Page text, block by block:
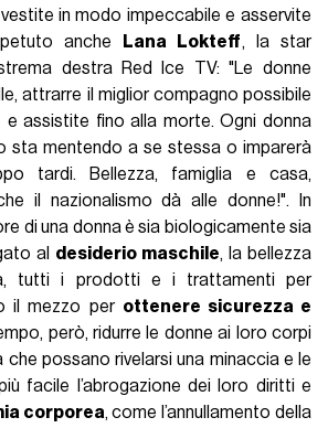
in modo impeccabile e asservite
anche
Lana Lokteff, la star
destra Red Ice TV: "Le donne
attrarre il miglior compagno possibile
assistite fino alla morte. Ogni donna
sta mentendo a se stessa o imparerà
tardi. Bellezza, famiglia e casa,
il nazionalismo dà alle donne!". In
di una donna è sia biologicamente sia
al desiderio maschile, la bellezza
tutti i prodotti e i trattamenti per
il mezzo per ottenere sicurezza e
però, ridurre le donne ai loro corpi
che possano rivelarsi una minaccia e le
facile l’abrogazione dei loro diritti e
corporea, come l’annullamento della